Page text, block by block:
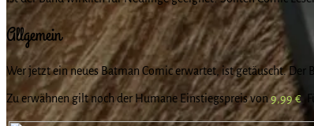
Allgemein
Wer jetzt ein neues Batman Comic erwartet, ist getäuscht.
Zu erwähnen gilt noch der Humane Einstiegspreis von9,99 € .